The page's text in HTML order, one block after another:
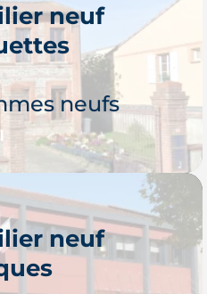
neuf
neufs
neuf